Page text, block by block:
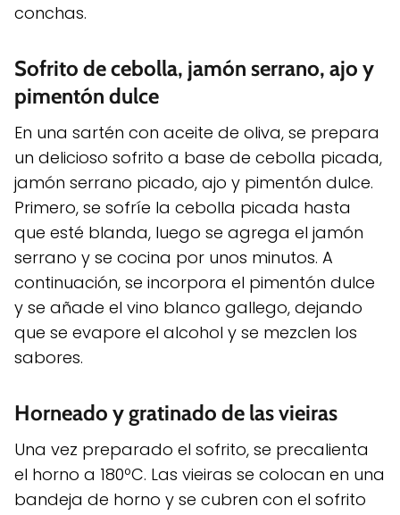
conchas.
Sofrito de cebolla, jamón serrano, ajo y
pimentón dulce
En una sartén con aceite de oliva, se prepara
un delicioso sofrito a base de cebolla picada,
jamón serrano picado, ajo y pimentón dulce.
Primero, se sofríe la cebolla picada hasta
que esté blanda, luego se agrega el jamón
serrano y se cocina por unos minutos. A
continuación, se incorpora el pimentón dulce
y se añade el vino blanco gallego, dejando
que se evapore el alcohol y se mezclen los
sabores.
Horneado y gratinado de las vieiras
Una vez preparado el sofrito, se precalienta
el horno a 180ºC. Las vieiras se colocan en una
bandeja de horno y se cubren con el sofrito